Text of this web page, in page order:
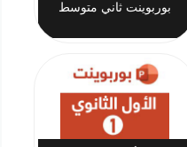
بوربوينت ثاني متوسط